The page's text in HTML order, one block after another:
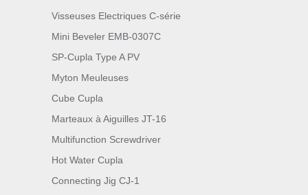
Visseuses Electriques C-série
Mini Beveler EMB-0307C
SP-Cupla Type A PV
Myton Meuleuses
Cube Cupla
Marteaux à Aiguilles JT-16
Multifunction Screwdriver
Hot Water Cupla
Connecting Jig CJ-1